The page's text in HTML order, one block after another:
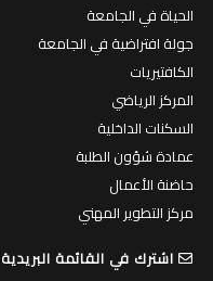
الحياة في الجامعة
جولة افتراضية في الجامعة
الكافتيريات
المركز الرياضي
السكنات الداخلية
عمادة شؤون الطلبة
حاضنة الأعمال
مركز التطوير المهني
اشترك في القائمة البريدية